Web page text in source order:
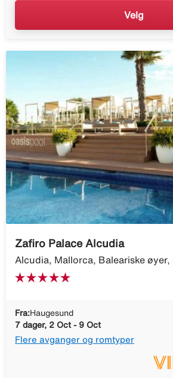
Velg
Zafiro Palace Alcudia
Alcudia, Mallorca, Baleariske øyer,
Fra:Haugesund
7 dager, 2 Oct - 9 Oct
Flere avganger og romtyper